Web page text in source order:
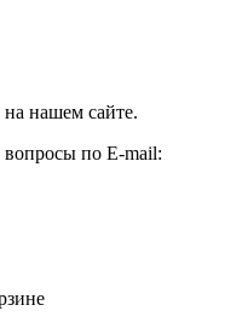
нашем сайте.
по E-mail: